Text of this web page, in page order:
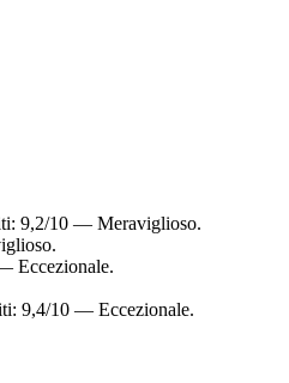
9,2/10 — Meraviglioso.
Eccezionale.
9,4/10 — Eccezionale.